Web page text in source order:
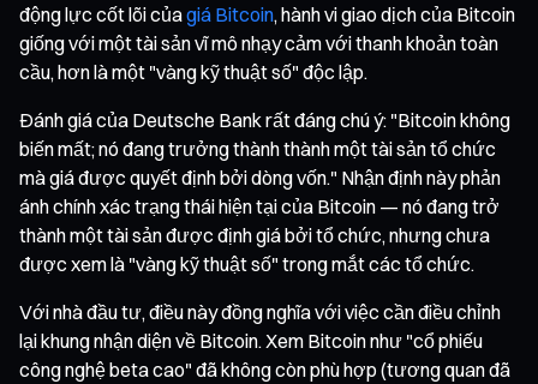
động lực cốt lõi củagiá Bitcoin, hành vi giao dịch của Bitcoin
giống với một tài sản vĩ mô nhạy cảm với thanh khoản toàn
cầu, hơn là một "vàng kỹ thuật số" độc lập.
Đánh giá của Deutsche Bank rất đáng chú ý: "Bitcoin không
biến mất; nó đang trưởng thành thành một tài sản tổ chức
mà giá được quyết định bởi dòng vốn." Nhận định này phản
ánh chính xác trạng thái hiện tại của Bitcoin — nó đang trở
thành một tài sản được định giá bởi tổ chức, nhưng chưa
được xem là "vàng kỹ thuật số" trong mắt các tổ chức.
Với nhà đầu tư, điều này đồng nghĩa với việc cần điều chỉnh
lại khung nhận diện về Bitcoin. Xem Bitcoin như "cổ phiếu
công nghệ beta cao" đã không còn phù hợp (tương quan đã